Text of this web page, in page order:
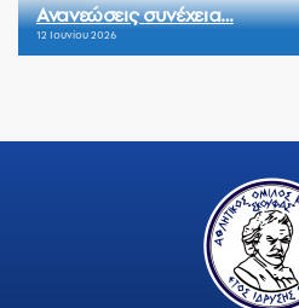
Ανανεώσεις συνέχεια…
12 Ιουνίου 2026